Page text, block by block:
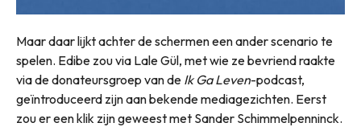
Maar daar lijkt achter de schermen een ander scenario te
spelen. Edibe zou via Lale Gül, met wie ze bevriend raakte
via de donateursgroep van de Ik Ga Leven-podcast,
geïntroduceerd zijn aan bekende mediagezichten. Eerst
zou er een klik zijn geweest met Sander Schimmelpenninck.